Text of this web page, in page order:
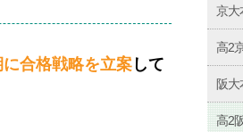
に合格戦略を立案 して
京大
高2
阪
高2